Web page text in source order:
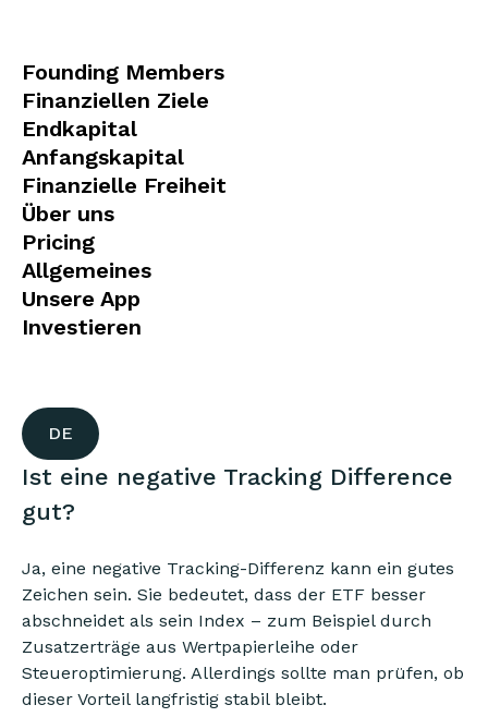
Founding Members
Finanziellen Ziele
Endkapital
Anfangskapital
Finanzielle Freiheit
Über uns
Pricing
Allgemeines
Unsere App
Investieren
DE
Ist eine negative Tracking Difference
gut?
Ja, eine negative Tracking-Differenz kann ein gutes
Zeichen sein. Sie bedeutet, dass der ETF besser
abschneidet als sein Index – zum Beispiel durch
Zusatzerträge aus Wertpapierleihe oder
Steueroptimierung. Allerdings sollte man prüfen, ob
dieser Vorteil langfristig stabil bleibt.